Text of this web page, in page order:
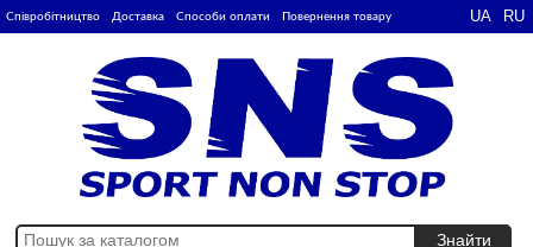
Співробітництво Доставка Способи оплати Повернення товару